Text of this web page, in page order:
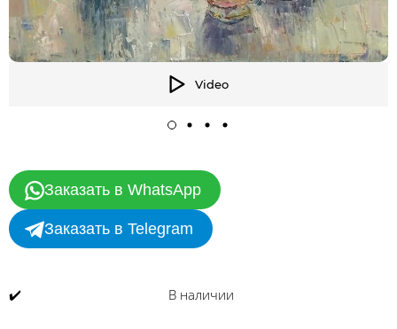
Video
Заказать в WhatsApp
Заказать в Telegram
✔️ В наличии